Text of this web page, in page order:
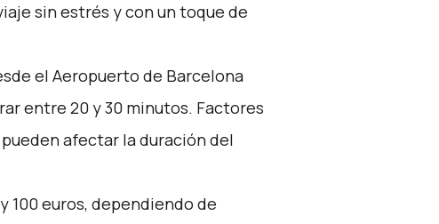
sin estrés y con un toque de
el Aeropuerto de Barcelona
entre 20 y 30 minutos. Factores
afectar la duración del
100 euros, dependiendo de